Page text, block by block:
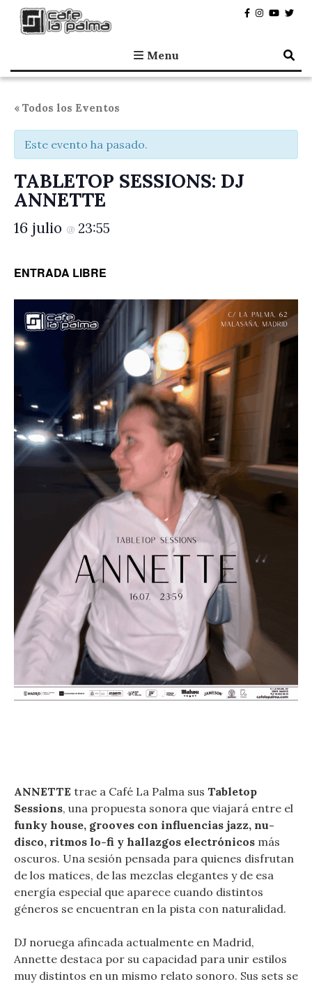
Café la Palma
Programando música en directo en Madrid, desde 1995.
Menu
« Todos los Eventos
Este evento ha pasado.
TABLETOP SESSIONS: DJ
ANNETTE
16 julio @ 23:55
ENTRADA LIBRE
ANNETTE trae a Café La Palma sus Tabletop
Sessions, una propuesta sonora que viajará entre el
funky house, grooves con influencias jazz, nu-
disco, ritmos lo-fi y hallazgos electrónicos más
oscuros. Una sesión pensada para quienes disfrutan
de los matices, de las mezclas elegantes y de esa
energía especial que aparece cuando distintos
géneros se encuentran en la pista con naturalidad.
DJ noruega afincada actualmente en Madrid,
Annette destaca por su capacidad para unir estilos
muy distintos en un mismo relato sonoro. Sus sets se